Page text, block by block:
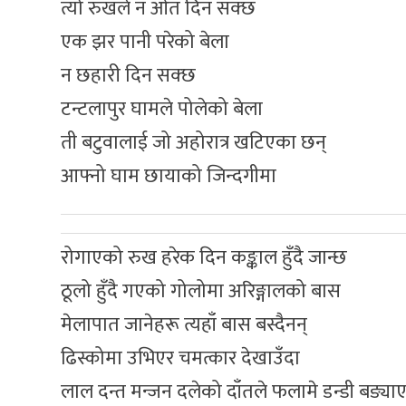
त्यो रुखले न ओत दिन सक्छ
एक झर पानी परेको बेला
न छहारी दिन सक्छ
टन्टलापुर घामले पोलेको बेला
ती बटुवालाई जो अहोरात्र खटिएका छन्
आफ्नो घाम छायाको जिन्दगीमा
रोगाएको रुख हरेक दिन कङ्काल हुँदै जान्छ
ठूलो हुँदै गएको गोलोमा अरिङ्गालको बास
मेलापात जानेहरू त्यहाँ बास बस्दैनन्
ढिस्कोमा उभिएर चमत्कार देखाउँदा
लाल दन्त मन्जन दलेको दाँतले फलामे डन्डी